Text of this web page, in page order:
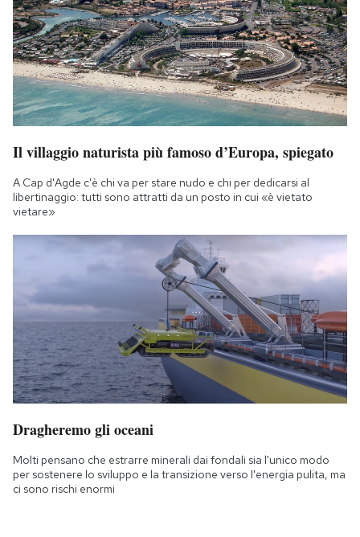
Il villaggio naturista più famoso d’Europa, spiegato
A Cap d'Agde c'è chi va per stare nudo e chi per dedicarsi al
libertinaggio: tutti sono attratti da un posto in cui «è vietato
vietare»
Dragheremo gli oceani
Molti pensano che estrarre minerali dai fondali sia l'unico modo
per sostenere lo sviluppo e la transizione verso l'energia pulita, ma
ci sono rischi enormi